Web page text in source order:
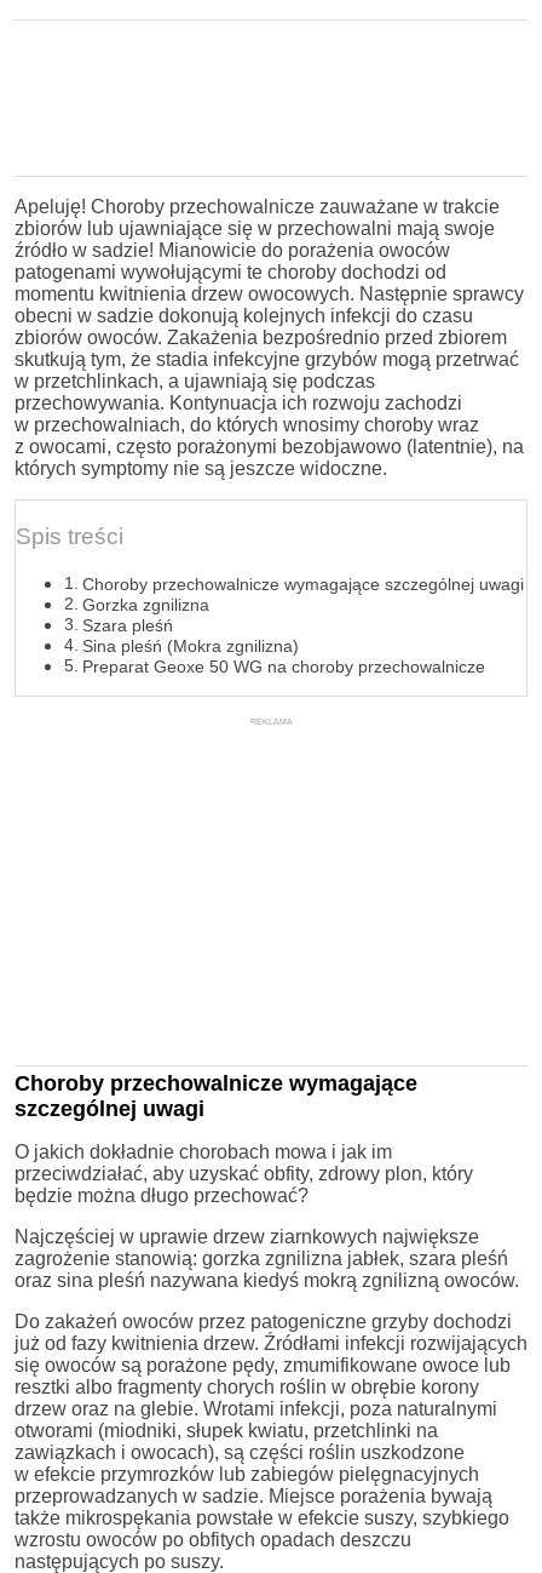
Apeluję! Choroby przechowalnicze zauważane w trakcie
zbiorów lub ujawniające się w przechowalni mają swoje
źródło w sadzie! Mianowicie do porażenia owoców
patogenami wywołującymi te choroby dochodzi od
momentu kwitnienia drzew owocowych. Następnie sprawcy
obecni w sadzie dokonują kolejnych infekcji do czasu
zbiorów owoców. Zakażenia bezpośrednio przed zbiorem
skutkują tym, że stadia infekcyjne grzybów mogą przetrwać
w przetchlinkach, a ujawniają się podczas
przechowywania. Kontynuacja ich rozwoju zachodzi
w przechowalniach, do których wnosimy choroby wraz
z owocami, często porażonymi bezobjawowo (latentnie), na
których symptomy nie są jeszcze widoczne.
Spis treści
Choroby przechowalnicze wymagające szczególnej uwagi
Gorzka zgnilizna
Szara pleśń
Sina pleśń (Mokra zgnilizna)
Preparat Geoxe 50 WG na choroby przechowalnicze
REKLAMA
Choroby przechowalnicze wymagające
szczególnej uwagi
O jakich dokładnie chorobach mowa i jak im
przeciwdziałać, aby uzyskać obfity, zdrowy plon, który
będzie można długo przechować?
Najczęściej w uprawie drzew ziarnkowych największe
zagrożenie stanowią: gorzka zgnilizna jabłek, szara pleśń
oraz sina pleśń nazywana kiedyś mokrą zgnilizną owoców.
Do zakażeń owoców przez patogeniczne grzyby dochodzi
już od fazy kwitnienia drzew. Źródłami infekcji rozwijających
się owoców są porażone pędy, zmumifikowane owoce lub
resztki albo fragmenty chorych roślin w obrębie korony
drzew oraz na glebie. Wrotami infekcji, poza naturalnymi
otworami (miodniki, słupek kwiatu, przetchlinki na
zawiązkach i owocach), są części roślin uszkodzone
w efekcie przymrozków lub zabiegów pielęgnacyjnych
przeprowadzanych w sadzie. Miejsce porażenia bywają
także mikrospękania powstałe w efekcie suszy, szybkiego
wzrostu owoców po obfitych opadach deszczu
następujących po suszy.